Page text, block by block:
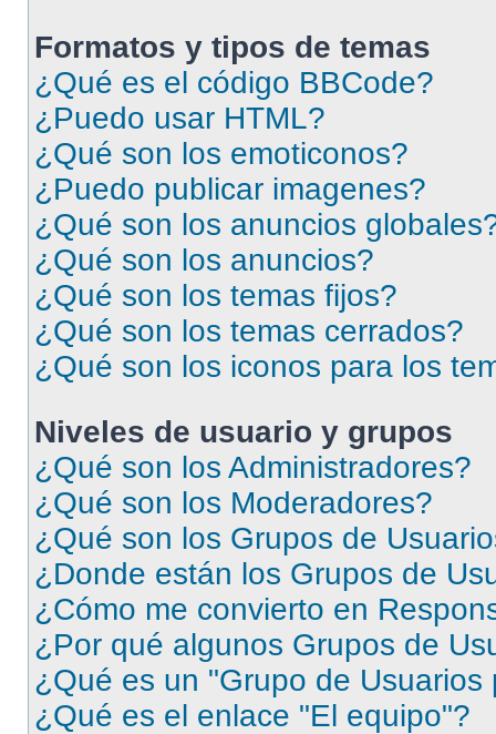
Formatos y tipos de temas
¿Qué es el código BBCode?
¿Puedo usar HTML?
¿Qué son los emoticonos?
¿Puedo publicar imagenes?
¿Qué son los anuncios
¿Qué son los anuncios?
¿Qué son los temas fijos?
¿Qué son los temas cerrados?
¿Qué son los iconos para los
Niveles de usuario y grupos
¿Qué son los Administradores?
¿Qué son los Moderadores?
¿Qué son los Grupos de
¿Donde están los Grupos de
¿Cómo me convierto en
¿Por qué algunos Grupos de
¿Qué es un "Grupo de Usuarios
¿Qué es el enlace "El equipo"?